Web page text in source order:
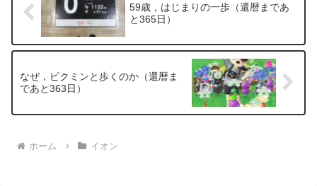
59歳，はじまりの一歩（還暦まであ
と365日）
なぜ，ピクミンと歩くのか（還暦ま
であと363日）
ホーム イオン